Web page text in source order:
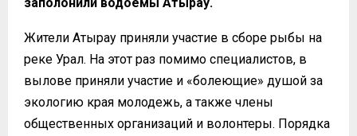
Жители Атырау приняли участие в сборе рыбы на
реке Урал. На этот раз помимо специалистов, в
вылове приняли участие и «болеющие» душой за
экологию края молодежь, а также члены
общественных организаций и волонтеры. Порядка